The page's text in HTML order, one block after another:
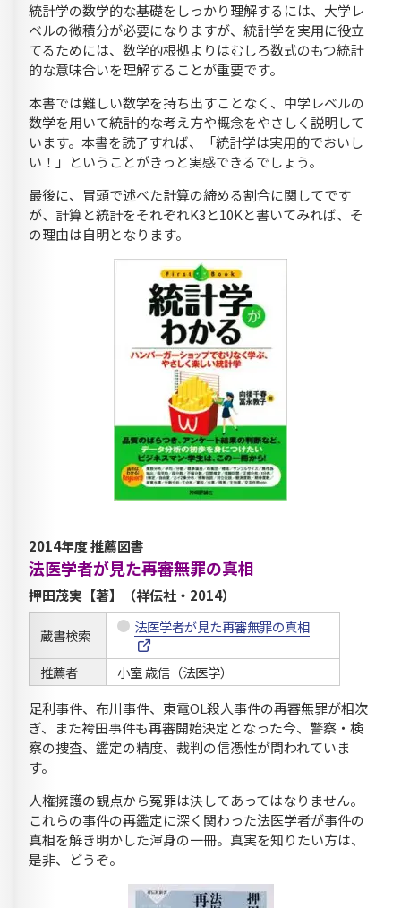
統計学の数学的な基礎をしっかり理解するには、大学レ
ベルの微積分が必要になりますが、統計学を実用に役立
てるためには、数学的根拠よりはむしろ数式のもつ統計
的な意味合いを理解することが重要です。
本書では難しい数学を持ち出すことなく、中学レベルの
数学を用いて統計的な考え方や概念をやさしく説明して
います。本書を読了すれば、「統計学は実用的でおいし
い！」ということがきっと実感できるでしょう。
最後に、冒頭で述べた計算の締める割合に関してです
が、計算と統計をそれぞれK3と10Kと書いてみれば、そ
の理由は自明となります。
2014年度 推薦図書
法医学者が見た再審無罪の真相
押田茂実【著】（祥伝社・2014）
蔵書検索 法医学者が見た再審無罪の真相
推薦者
小室 歳信（法医学）
足利事件、布川事件、東電OL殺人事件の再審無罪が相次
ぎ、また袴田事件も再審開始決定となった今、警察・検
察の捜査、鑑定の精度、裁判の信憑性が問われていま
す。
人権擁護の観点から冤罪は決してあってはなりません。
これらの事件の再鑑定に深く関わった法医学者が事件の
真相を解き明かした渾身の一冊。真実を知りたい方は、
是非、どうぞ。